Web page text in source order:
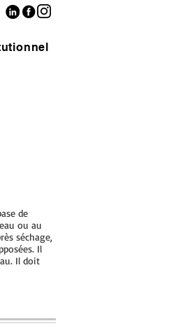
de
ou au
séchage,
Il
Il doit